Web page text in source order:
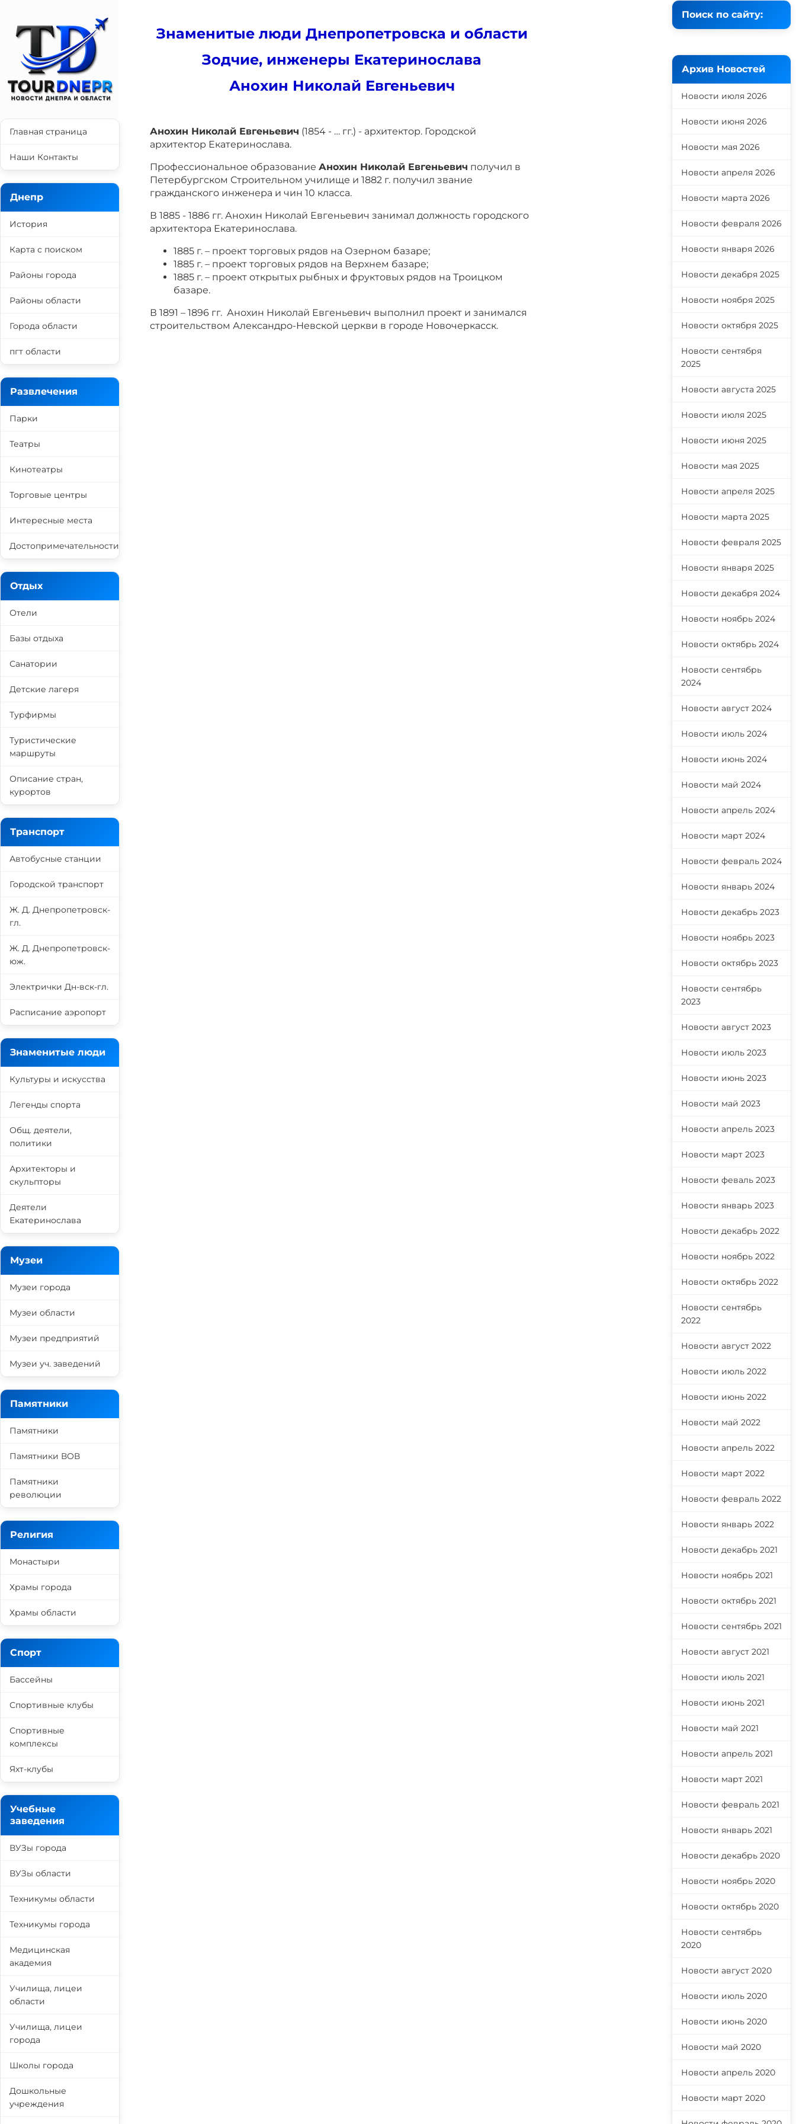
Знаменитые люди Днепропетровска и области
Зодчие, инженеры Екатеринослава
Анохин Николай Евгеньевич
Анохин Николай Евгеньевич (1854 - … гг.) - архитектор. Городской
архитектор Екатеринослава.
Профессиональное образование Анохин Николай Евгеньевич получил в
Петербургском Строительном училище и 1882 г. получил звание
гражданского инженера и чин 10 класса.
В 1885 - 1886 гг. Анохин Николай Евгеньевич занимал должность городского
архитектора Екатеринослава.
1885 г. – проект торговых рядов на Озерном базаре;
1885 г. – проект торговых рядов на Верхнем базаре;
1885 г. – проект открытых рыбных и фруктовых рядов на Троицком
базаре.
В 1891 – 1896 гг. Анохин Николай Евгеньевич выполнил проект и занимался
строительством Александро-Невской церкви в городе Новочеркасск.
Главная страница
Наши Контакты
Днепр
История
Карта с поиском
Районы города
Районы области
Города области
пгт области
Развлечения
Парки
Театры
Кинотеатры
Торговые центры
Интересные места
Достопримечательности
Отдых
Отели
Базы отдыха
Санатории
Детские лагеря
Турфирмы
Туристические
маршруты
Описание стран,
курортов
Транспорт
Автобусные станции
Городской транспорт
Ж. Д. Днепропетровск-
гл.
Ж. Д. Днепропетровск-
юж.
Электрички Дн-вск-гл.
Расписание аэропорт
Знаменитые люди
Культуры и искусства
Легенды спорта
Общ. деятели,
политики
Архитекторы и
скульпторы
Деятели
Екатеринослава
Музеи
Музеи города
Музеи области
Музеи предприятий
Музеи уч. заведений
Памятники
Памятники
Памятники ВОВ
Памятники
революции
Религия
Монастыри
Храмы города
Храмы области
Спорт
Бассейны
Спортивные клубы
Спортивные
комплексы
Яхт-клубы
Учебные
заведения
ВУЗы города
ВУЗы области
Техникумы области
Техникумы города
Медицинская
академия
Училища, лицеи
области
Училища, лицеи
города
Школы города
Дошкольные
учреждения
Поиск по сайту:
Архив Новостей
Новости июля 2026
Новости июня 2026
Новости мая 2026
Новости апреля 2026
Новости марта 2026
Новости февраля 2026
Новости января 2026
Новости декабря 2025
Новости ноября 2025
Новости октября 2025
Новости сентября
2025
Новости августа 2025
Новости июля 2025
Новости июня 2025
Новости мая 2025
Новости апреля 2025
Новости марта 2025
Новости февраля 2025
Новости января 2025
Новости декабря 2024
Новости ноябрь 2024
Новости октябрь 2024
Новости сентябрь
2024
Новости август 2024
Новости июль 2024
Новости июнь 2024
Новости май 2024
Новости апрель 2024
Новости март 2024
Новости февраль 2024
Новости январь 2024
Новости декабрь 2023
Новости ноябрь 2023
Новости октябрь 2023
Новости сентябрь
2023
Новости август 2023
Новости июль 2023
Новости июнь 2023
Новости май 2023
Новости апрель 2023
Новости март 2023
Новости феваль 2023
Новости январь 2023
Новости декабрь 2022
Новости ноябрь 2022
Новости октябрь 2022
Новости сентябрь
2022
Новости август 2022
Новости июль 2022
Новости июнь 2022
Новости май 2022
Новости апрель 2022
Новости март 2022
Новости февраль 2022
Новости январь 2022
Новости декабрь 2021
Новости ноябрь 2021
Новости октябрь 2021
Новости сентябрь 2021
Новости август 2021
Новости июль 2021
Новости июнь 2021
Новости май 2021
Новости апрель 2021
Новости март 2021
Новости февраль 2021
Новости январь 2021
Новости декабрь 2020
Новости ноябрь 2020
Новости октябрь 2020
Новости сентябрь
2020
Новости август 2020
Новости июль 2020
Новости июнь 2020
Новости май 2020
Новости апрель 2020
Новости март 2020